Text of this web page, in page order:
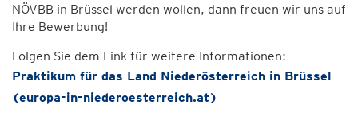
NÖVBB in Brüssel werden wollen, dann freuen wir uns auf
Ihre Bewerbung!
Folgen Sie dem Link für weitere Informationen:
Praktikum für das Land Niederösterreich in Brüssel
(europa-in-niederoesterreich.at)